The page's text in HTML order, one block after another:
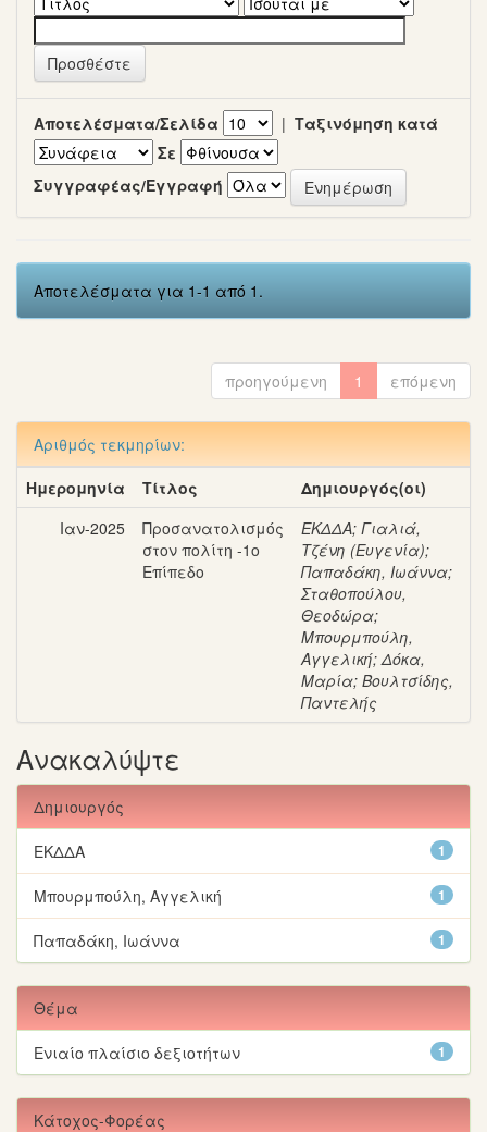
Αποτελέσματα/Σελίδα | Ταξινόμηση κατά
Σε
Συγγραφέας/Εγγραφή
Αποτελέσματα για 1-1 από 1.
προηγούμενη 1 επόμενη
Αριθμός τεκμηρίων:
Ημερομηνία
Τίτλος
Δημιουργός(οι)
Ιαν-2025
Προσανατολισμός
στον πολίτη -1ο
Επίπεδο
ΕΚΔΔΑ; Γιαλιά,
Τζένη (Ευγενία);
Παπαδάκη, Ιωάννα;
Σταθοπούλου,
Θεοδώρα;
Μπουρμπούλη,
Αγγελική;Δόκα,
Μαρία; Βουλτσίδης,
Παντελής
Ανακαλύψτε
Δημιουργός
1
ΕΚΔΔΑ
1
Μπουρμπούλη, Αγγελική
1
Παπαδάκη, Ιωάννα
Θέμα
1
Ενιαίο πλαίσιο δεξιοτήτων
Κάτοχος-Φορέας